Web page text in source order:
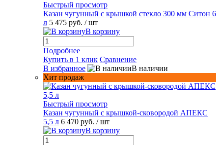
Быстрый просмотр
Казан чугунный с крышкой стекло 300 мм Ситон 6
л 5 475 руб. / шт
В корзину
Подробнее
Купить в 1 клик Сравнение
В избранное
В наличии
Хит продаж
Быстрый просмотр
Казан чугунный с крышкой-сковородой АПЕКС
5,5 л 6 470 руб. / шт
В корзину